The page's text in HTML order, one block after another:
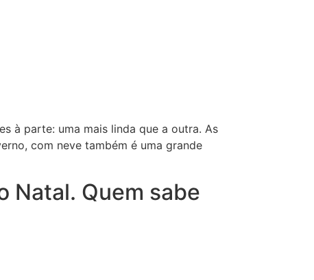
à parte: uma mais linda que a outra. As
com neve também é uma grande
Natal. Quem sabe